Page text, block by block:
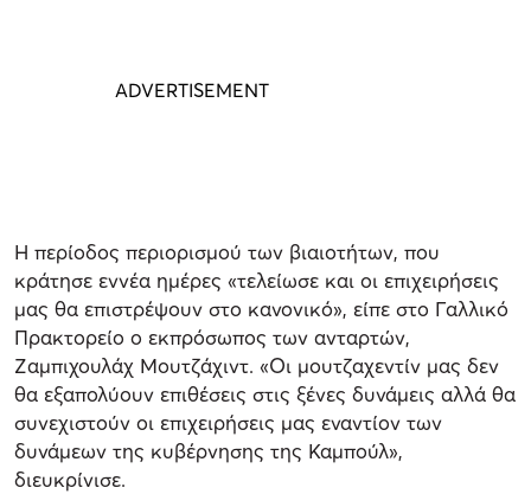
Η περίοδος περιορισμού των βιαιοτήτων, που
κράτησε εννέα ημέρες «τελείωσε και οι επιχειρήσεις
μας θα επιστρέψουν στο κανονικό», είπε στο Γαλλικό
Πρακτορείο ο εκπρόσωπος των ανταρτών,
Ζαμπιχουλάχ Μουτζάχιντ. «Οι μουτζαχεντίν μας δεν
θα εξαπολύουν επιθέσεις στις ξένες δυνάμεις αλλά θα
συνεχιστούν οι επιχειρήσεις μας εναντίον των
δυνάμεων της κυβέρνησης της Καμπούλ»,
διευκρίνισε.